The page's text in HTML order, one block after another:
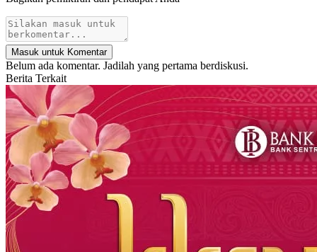
Masuk untuk Komentar
Belum ada komentar. Jadilah yang pertama berdiskusi.
Berita Terkait